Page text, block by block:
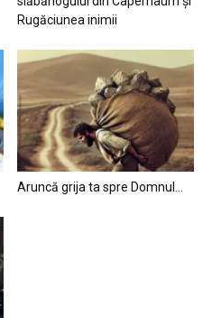
Rugăciunea inimii
Aruncă grija ta spre Domnul…